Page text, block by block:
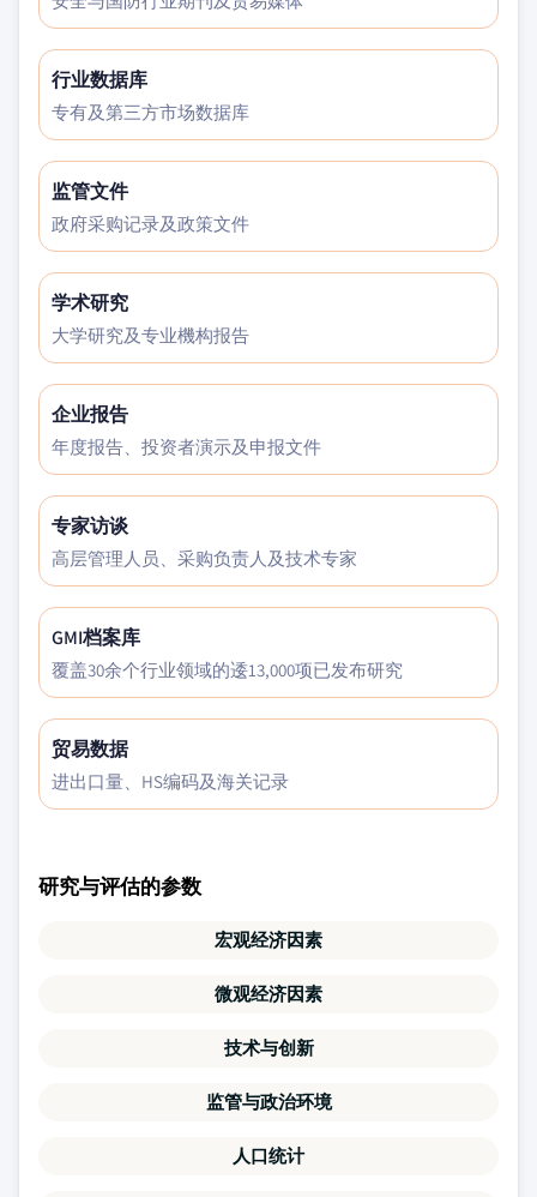
行业数据库
专有及第三方市场数据库
监管文件
政府采购记录及政策文件
学术研究
大学研究及专业機构报告
企业报告
年度报告、投资者演示及申报文件
专家访谈
高层管理人员、采购负责人及技术专家
GMI档案库
覆盖30余个行业领域的逶13,000项已发布研究
贸易数据
进出口量、HS编码及海关记录
研究与评估的参数
宏观经济因素
微观经济因素
技术与创新
监管与政治环境
人口统计